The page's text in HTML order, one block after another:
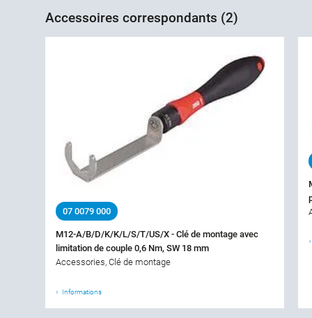
Accessoires correspondants (2)
07 0079 000
M12-A/B/D/K/K/L/S/T/US/X - Clé de montage avec
limitation de couple 0,6 Nm, SW 18 mm
Accessories, Clé de montage
Informations